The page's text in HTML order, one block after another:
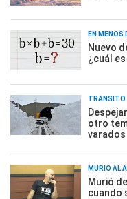
EN MENOS
Nuevo
¿cuál
TRÁNSITO
otro
varados
MURIÓ AL
Murió
cuando